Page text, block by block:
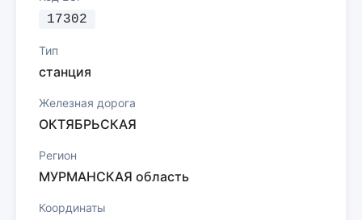
17302
Тип
станция
Железная дорога
ОКТЯБРЬСКАЯ
Регион
МУРМАНСКАЯ область
Координаты